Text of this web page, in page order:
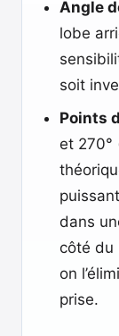
Angle
lobe
soit
Points
et 270°
dans
côté du
on
prise.